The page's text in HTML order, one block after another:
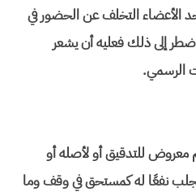
الأعضاء التخلف عن الحضور في
إلى ذلك فعليه أن يشعر
الرسمي.
معروض للتدقيق أو لأصله أو
نفعًا له كمستحق في وقف وما